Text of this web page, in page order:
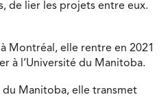
de lier les projets entre eux.
Montréal, elle rentre en 2021
à l’Université du Manitoba.
du Manitoba, elle transmet